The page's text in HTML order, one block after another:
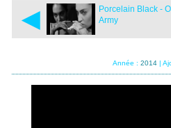
◄
Porcelain Black -
Army
Année : 2014|